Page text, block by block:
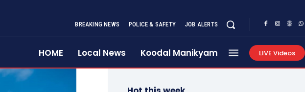
BREAKING NEWS POLICE & SAFETY JOB ALERTS
HOME Local News Koodal Manikyam LIVE Videos